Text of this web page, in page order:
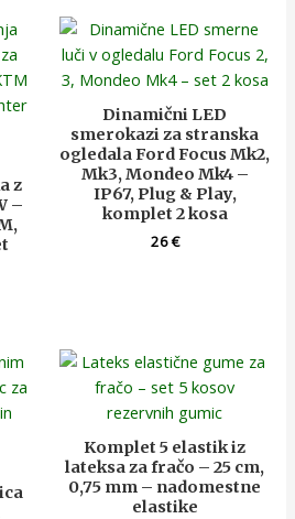
z
–
Dinamični LED
smerokazi za stranska
ogledala Ford Focus Mk2,
Mk3, Mondeo Mk4 –
IP67, Plug & Play,
komplet 2 kosa
26€
Komplet 5 elastik iz
lateksa za fračo – 25 cm,
0,75 mm – nadomestne
elastike